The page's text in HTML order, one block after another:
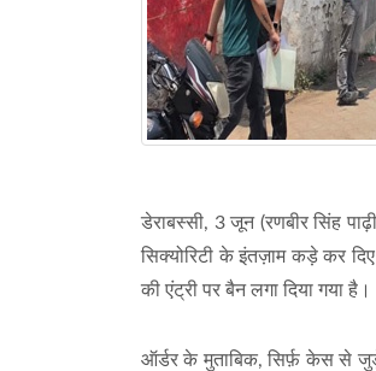
डेराबस्सी, 3 जून (रणबीर सिंह
सिक्योरिटी के इंतज़ाम कड़े कर
की एंट्री पर बैन लगा दिया गया है।
ऑर्डर के मुताबिक, सिर्फ़ केस से जुड़े